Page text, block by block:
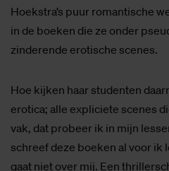
Hoekstra’s puur romantische
in de boeken die ze onder
zinderende erotische scenes.
Hoe kijken haar studenten
erotica; alle expliciete scenes
vak, dat probeer ik in mijn
schreef deze boeken al voor ik
gaat niet over mij. Een